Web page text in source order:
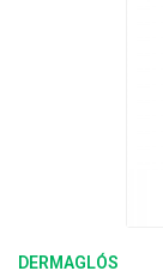
DERMAGLÓS